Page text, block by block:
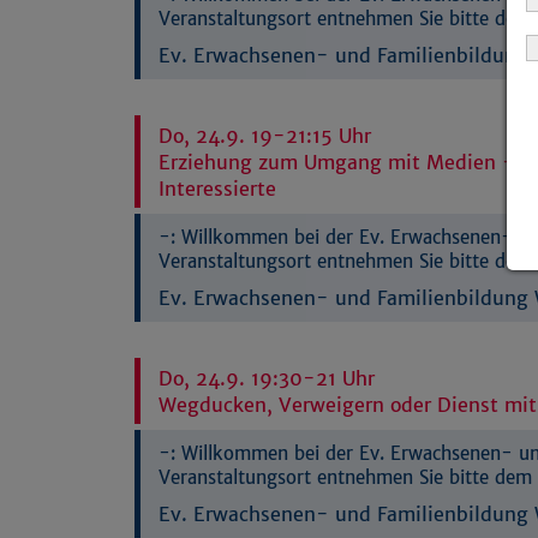
Veranstaltungsort entnehmen Sie bitte dem
Ev. Erwachsenen- und Familienbildung
Do, 24.9. 19-21:15 Uhr
Erziehung zum Umgang mit Medien –
Interessierte
-: Willkommen bei der Ev. Erwachsenen-
Veranstaltungsort entnehmen Sie bitte
Ev. Erwachsenen- und Familienbildung
Do, 24.9. 19:30-21 Uhr
Wegducken, Verweigern oder Dienst
-: Willkommen bei der Ev. Erwachsenen-
Veranstaltungsort entnehmen Sie bitte
Ev. Erwachsenen- und Familienbildung